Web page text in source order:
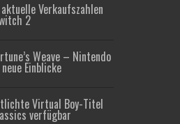
Verkaufszahlen
2
Weave – Nintendo
Einblicke
Virtual Boy-Titel
verfügbar